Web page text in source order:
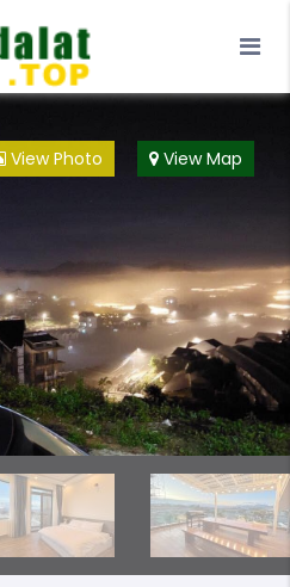
Đà Lạt Loại Hình
View Photo View Map